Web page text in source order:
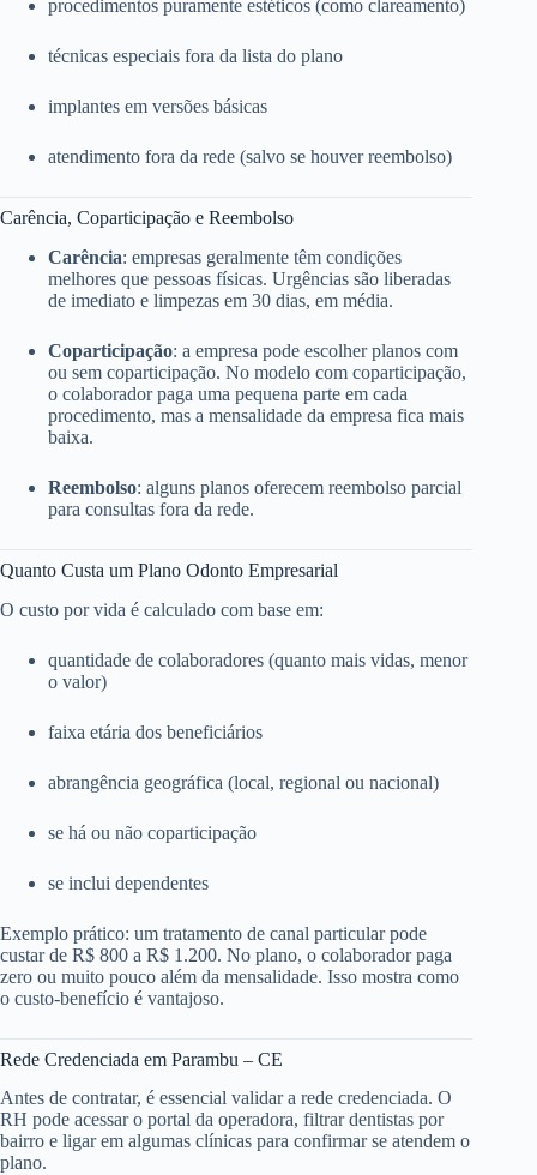
procedimentos puramente estéticos (como clareamento)
técnicas especiais fora da lista do plano
implantes em versões básicas
atendimento fora da rede (salvo se houver reembolso)
Carência, Coparticipação e Reembolso
Carência: empresas geralmente têm condições
melhores que pessoas físicas. Urgências são liberadas
de imediato e limpezas em 30 dias, em média.
Coparticipação: a empresa pode escolher planos com
ou sem coparticipação. No modelo com coparticipação,
o colaborador paga uma pequena parte em cada
procedimento, mas a mensalidade da empresa fica mais
baixa.
Reembolso: alguns planos oferecem reembolso parcial
para consultas fora da rede.
Quanto Custa um Plano Odonto Empresarial
O custo por vida é calculado com base em:
quantidade de colaboradores (quanto mais vidas, menor
o valor)
faixa etária dos beneficiários
abrangência geográfica (local, regional ou nacional)
se há ou não coparticipação
se inclui dependentes
Exemplo prático: um tratamento de canal particular pode
custar de R$ 800 a R$ 1.200. No plano, o colaborador paga
zero ou muito pouco além da mensalidade. Isso mostra como
o custo-benefício é vantajoso.
Rede Credenciada em Parambu – CE
Antes de contratar, é essencial validar a rede credenciada. O
RH pode acessar o portal da operadora, filtrar dentistas por
bairro e ligar em algumas clínicas para confirmar se atendem o
plano.